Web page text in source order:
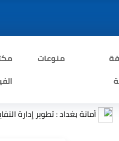
منوعات
: تطوير إدارة النفايات